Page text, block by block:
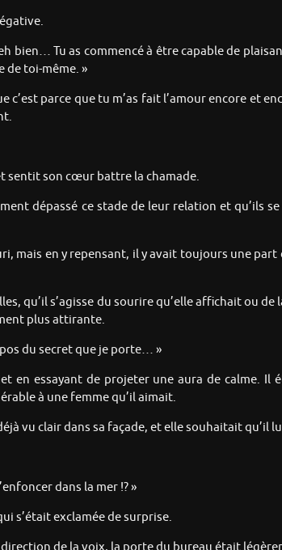
bien… Tu as commencé à être capable de
de toi-même. »
c’est parce que tu m’as fait l’amour encore et
sentit son cœur battre la chamade.
dépassé ce stade de leur relation et qu’ils
mais en y repensant, il y avait toujours une
qu’il s’agisse du sourire qu’elle affichait ou
plus attirante.
du secret que je porte… »
en essayant de projeter une aura de calme.
à une femme qu’il aimait.
vu clair dans sa façade, et elle souhaitait
dans la mer !? »
s’était exclamée de surprise.
de la voix, la porte du bureau était